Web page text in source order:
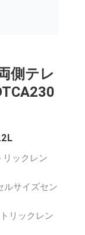
側テレ
リックレン
ルサイズセン
リックレン